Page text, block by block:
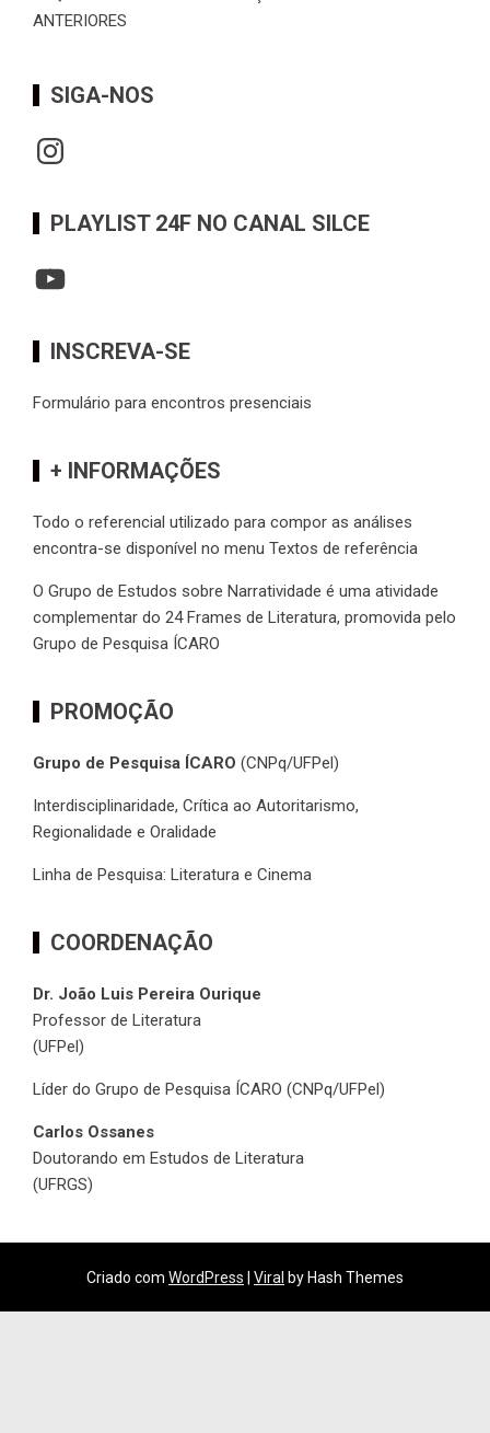
ANTERIORES
SIGA-NOS
Instagram
PLAYLIST 24F NO CANAL SILCE
YouTube
INSCREVA-SE
Formulário para encontros presenciais
+ INFORMAÇÕES
Todo o referencial utilizado para compor as análises
encontra-se disponível no menu Textos de referência
O Grupo de Estudos sobre Narratividade é uma atividade
complementar do 24 Frames de Literatura, promovida pelo
Grupo de Pesquisa ÍCARO
PROMOÇÃO
Grupo de Pesquisa ÍCARO (CNPq/UFPel)
Interdisciplinaridade, Crítica ao Autoritarismo,
Regionalidade e Oralidade
Linha de Pesquisa: Literatura e Cinema
COORDENAÇÃO
Dr. João Luis Pereira Ourique
Professor de Literatura
(UFPel)
Líder do Grupo de Pesquisa ÍCARO (CNPq/UFPel)
Carlos Ossanes
Doutorando em Estudos de Literatura
(UFRGS)
Criado com WordPress Viral by Hash Themes